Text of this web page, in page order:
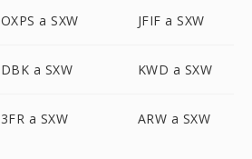
OXPS a SXW JFIF a SXW
DBK a SXW KWD a SXW
3FR a SXW ARW a SXW